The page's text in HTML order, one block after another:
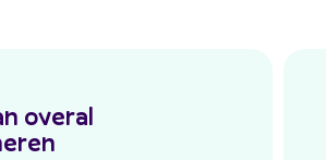
overal